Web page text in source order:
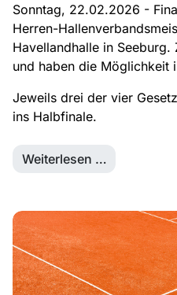
Sonntag, 22.02.2026 -
Herren-
Havellandhalle in
und haben die Möglichkeit
Jeweils drei der vier
ins Halbfinale.
Weiterlesen …